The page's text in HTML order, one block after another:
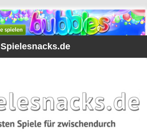
Spielesnacks.de